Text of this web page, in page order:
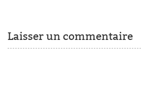
Laisser un commentaire